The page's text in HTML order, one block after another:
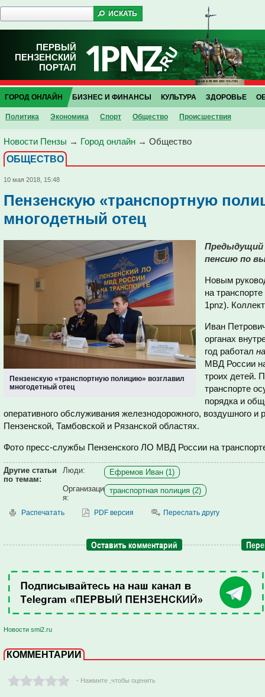
ПЕРВЫЙ
ПЕНЗЕНСКИЙ
ПОРТАЛ
ГОРОД ОНЛАЙН
Политика Экономика Спорт Общество Проиcшествия
БИЗНЕС И ФИНАНСЫ КУЛЬТУРА ЗДОРОВЬЕ
Новости Пензы → Город онлайн → Общество
ОБЩЕСТВО
10 мая 2018, 15:48
Пензенскую «транспортную
многодетный отец
Пензенскую «транспортную полицию» возглавил
многодетный отец
Предыдущий
пенсию по
Новым
на
1pnz).
Иван
органах
год работал
МВД России
троих детей.
транспорте
порядка и
оперативного обслуживания железнодорожного, воздушного и
Пензенской, Тамбовской и Рязанской областях.
Фото пресс-службы Пензенского ЛО МВД России на
Другие статьи
по темам:
Люди:
Ефремов Иван (1)
Организаци
я:
транспортная полиция (2)
Распечатать PDF версия Переслать другу
Оставить комментарий
Новости smi2.ru
КОММЕНТАРИИ
- Нажмите ,чтобы оценить